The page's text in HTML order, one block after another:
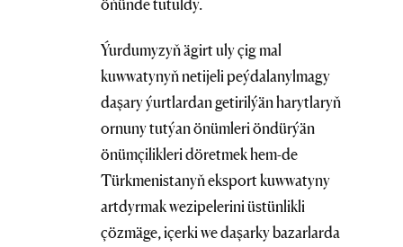
öňünde tutuldy.
Ýurdumyzyň ägirt uly çig mal
kuwwatynyň netijeli peýdalanylmagy
daşary ýurtlardan getirilýän harytlaryň
ornuny tutýan önümleri öndürýän
önümçilikleri döretmek hem-de
Türkmenistanyň eksport kuwwatyny
artdyrmak wezipelerini üstünlikli
çözmäge, içerki we daşarky bazarlarda